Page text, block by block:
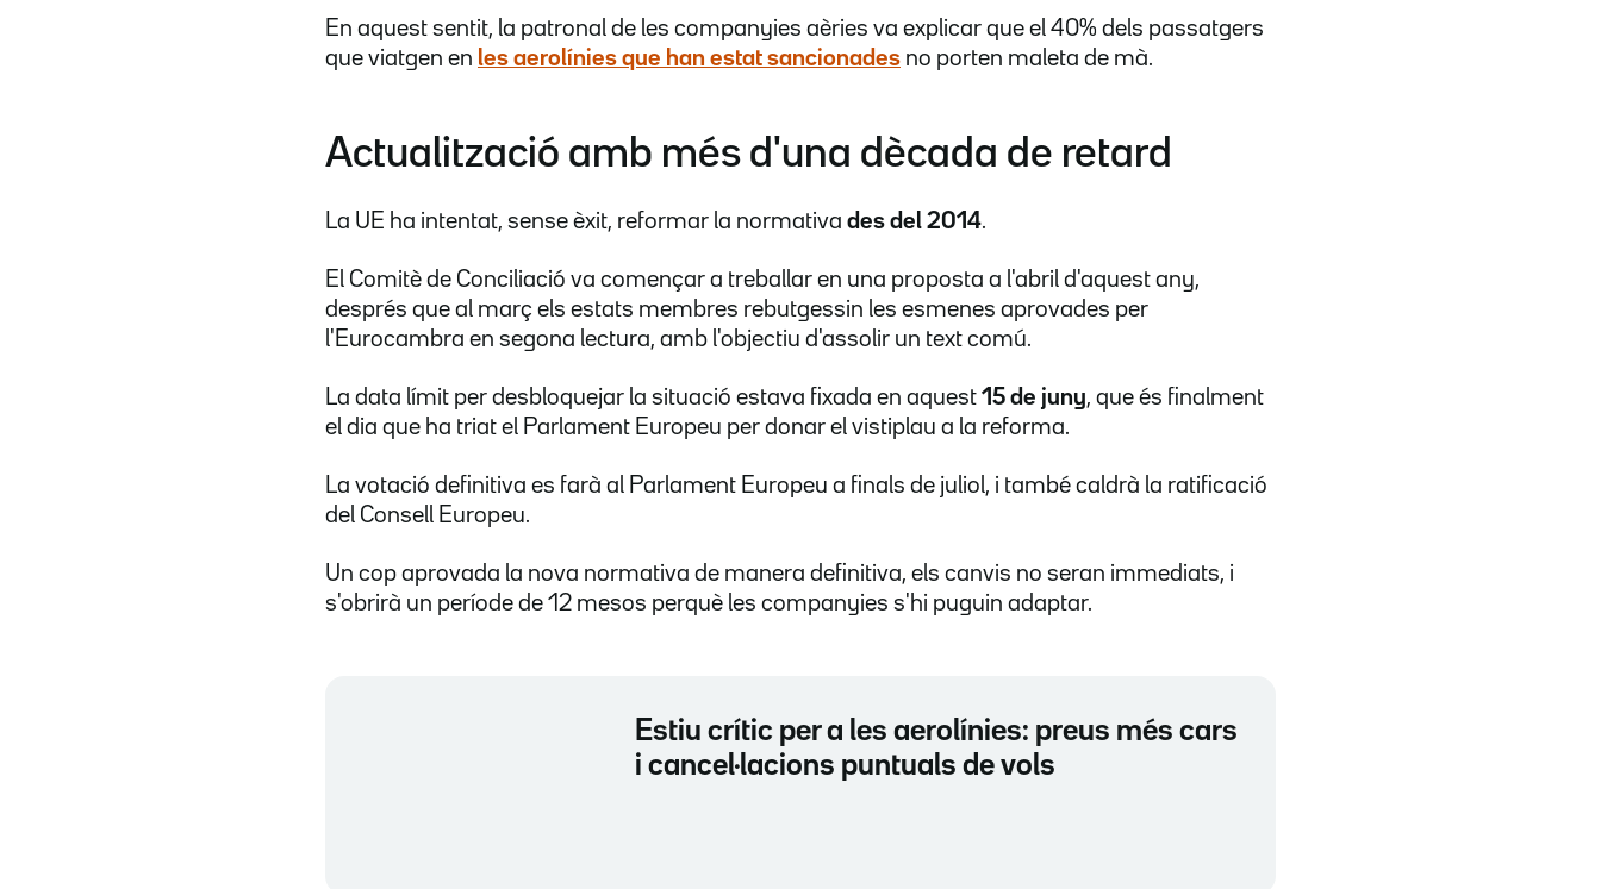
En aquest sentit, la patronal de les companyies aèries va explicar que el 40% dels passatgers
que viatgen en les aerolínies que han estat sancionades no porten maleta de mà.
Actualització amb més d'una dècada de retard
La UE ha intentat, sense èxit, reformar la normativa des del 2014.
El Comitè de Conciliació va començar a treballar en una proposta a l'abril d'aquest any,
després que al març els estats membres rebutgessin les esmenes aprovades per
l'Eurocambra en segona lectura, amb l'objectiu d'assolir un text comú.
La data límit per desbloquejar la situació estava fixada en aquest 15 de juny, que és finalment
el dia que ha triat el Parlament Europeu per donar el vistiplau a la reforma.
La votació definitiva es farà al Parlament Europeu a finals de juliol, i també caldrà la ratificació
del Consell Europeu.
Un cop aprovada la nova normativa de manera definitiva, els canvis no seran immediats, i
s'obrirà un període de 12 mesos perquè les companyies s'hi puguin adaptar.
Estiu crític per a les aerolínies: preus més cars
i cancel·lacions puntuals de vols